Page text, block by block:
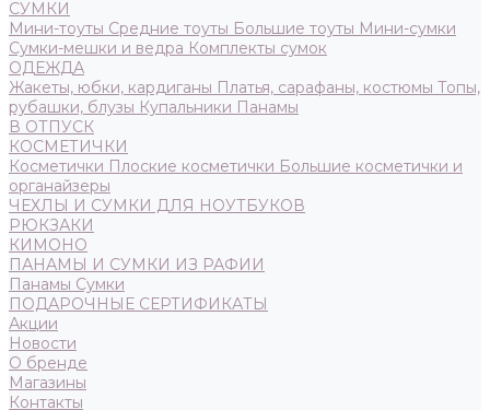
СУМКИ
Мини-тоуты Средние тоуты Большие тоуты Мини-сумки
Сумки-мешки и ведра Комплекты сумок
ОДЕЖДА
Жакеты, юбки, кардиганы Платья, сарафаны, костюмы Топы,
рубашки, блузы Купальники Панамы
В ОТПУСК
КОСМЕТИЧКИ
Косметички Плоские косметички Большие косметички и
органайзеры
ЧЕХЛЫ И СУМКИ ДЛЯ НОУТБУКОВ
РЮКЗАКИ
КИМОНО
ПАНАМЫ И СУМКИ ИЗ РАФИИ
Панамы Сумки
ПОДАРОЧНЫЕ СЕРТИФИКАТЫ
Акции
Новости
О бренде
Магазины
Контакты